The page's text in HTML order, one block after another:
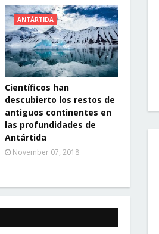
ANTÁRTIDA
Científicos han
descubierto los restos de
antiguos continentes en
las profundidades de
Antártida
November 07, 2018